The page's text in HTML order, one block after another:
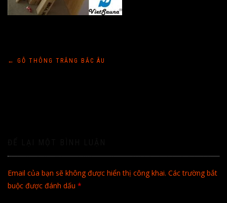
Điều
← GỖ THÔNG TRẮNG BẮC ÂU
Email của bạn sẽ không được hiển thị công khai. Các trường bắt
buộc được đánh dấu *